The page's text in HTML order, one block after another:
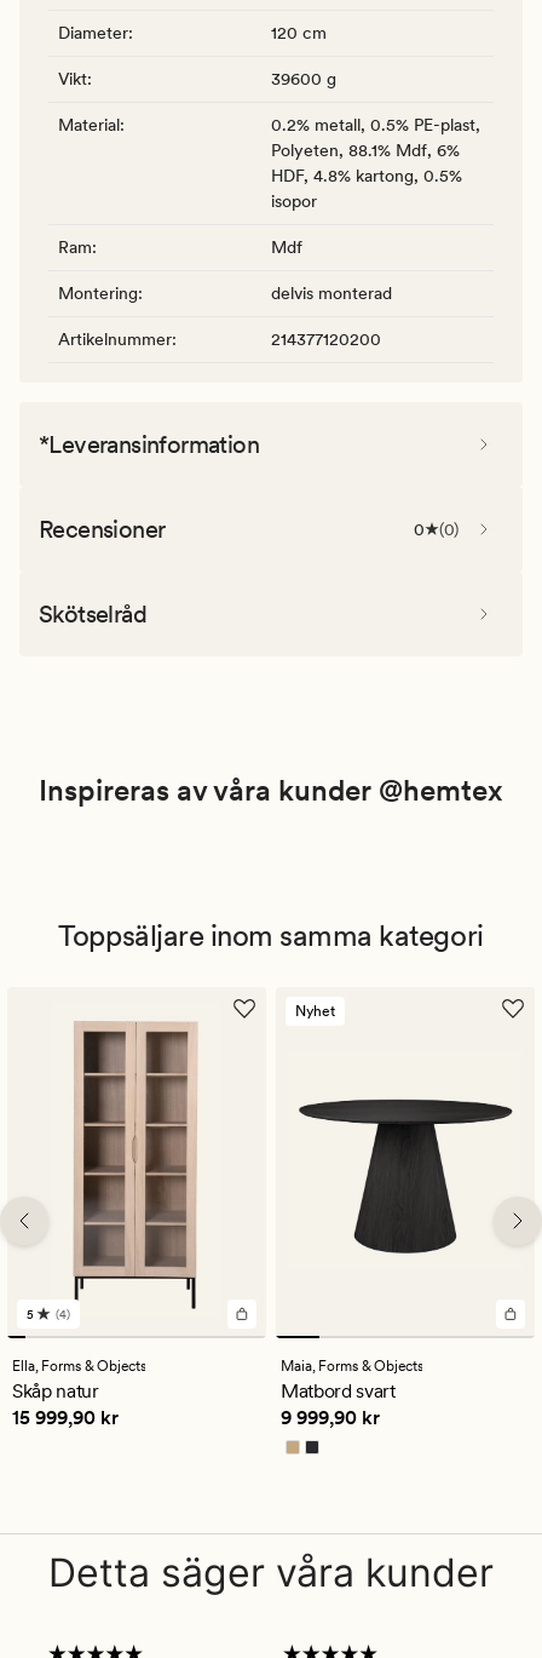
Diameter: 120 cm
Vikt: 39600 g
Material:
0.2% metall, 0.5% PE-plast,
Polyeten, 88.1% Mdf, 6%
HDF, 4.8% kartong, 0.5%
isopor
Ram: Mdf
Montering: delvis monterad
Artikelnummer: 214377120200
*Leveransinformation
Recensioner 0 (0)
Skötselråd
Inspireras av våra kunder @hemtex
Toppsäljare inom samma kategori
4
omdömen
med
ett
genomsnittligt
betyg
5 (4)
Ella, Forms & Objects
Skåp natur
Pris 15 999,90 kr
15 999,90 kr
Nyhet
Maia, Forms & Objects
Matbord svart
Pris 9 999,90 kr
9 999,90 kr
Detta säger våra kunder